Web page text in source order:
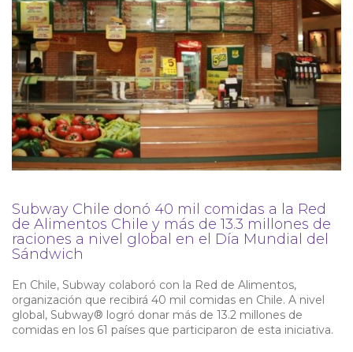
Subway Chile donó 40 mil comidas a la Red
de Alimentos Chile y más de 13.3 millones de
raciones a nivel global en el Día Mundial del
Sándwich
En Chile, Subway colaboró con la Red de Alimentos,
organización que recibirá 40 mil comidas en Chile. A nivel
global, Subway® logró donar más de 13.2 millones de
comidas en los 61 países que participaron de esta iniciativa.